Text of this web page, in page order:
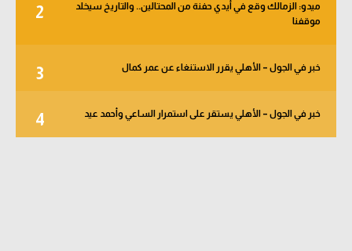
2
ميدو: الزمالك وقع في أيدي حفنة من المحتالين.. والتاريخ سيخلد
موقفنا
3 خبر في الجول – الأهلي يقرر الاستنغاء عن عمر كمال
4 خبر في الجول – الأهلي يستقر على استمرار الساعي وأحمد عيد